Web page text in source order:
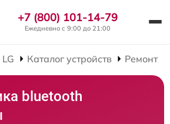
+7 (800) 101-14-79
Ежедневно с 9:00 до 21:00
Каталог устройств Ремонт
bluetooth